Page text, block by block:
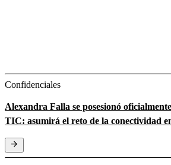
Confidenciales
Alexandra Falla se posesionó
TIC: asumirá el reto de la conectividad